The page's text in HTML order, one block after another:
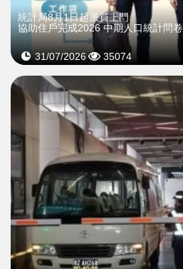
統計局8月1日起派員上門
協助住戶完成2026 中期人口統計問卷
31/07/2026 35074